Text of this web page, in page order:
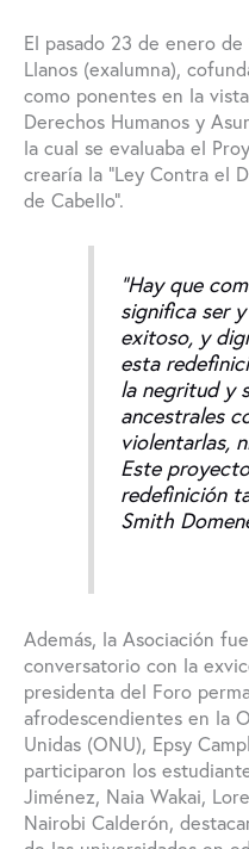
El pasado 23 de enero
Llanos (exalumna),
como ponentes en la
Derechos Humanos y
la cual se evaluaba el
crearía la “Ley Contra el
de Cabello”.
“Hay que
significa ser
exitoso, y
esta
la negritud y
ancestrales
violentarlas,
Este
redefinición
Smith
Además, la Asociación
conversatorio con la
presidenta del Foro
afrodescendientes en la
Unidas (ONU), Epsy
participaron los
Jiménez, Naia Wakai,
Nairobi Calderón,